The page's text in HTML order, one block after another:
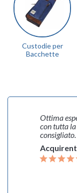
Custodie per
Bacchette
in anticipo dal
Assolutamente